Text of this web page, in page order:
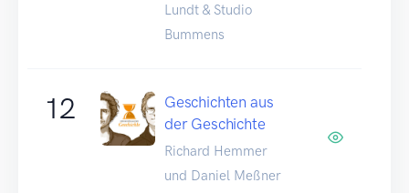
Lundt & Studio
Bummens
12
Geschichten aus
der Geschichte
Richard Hemmer
und Daniel Meßner